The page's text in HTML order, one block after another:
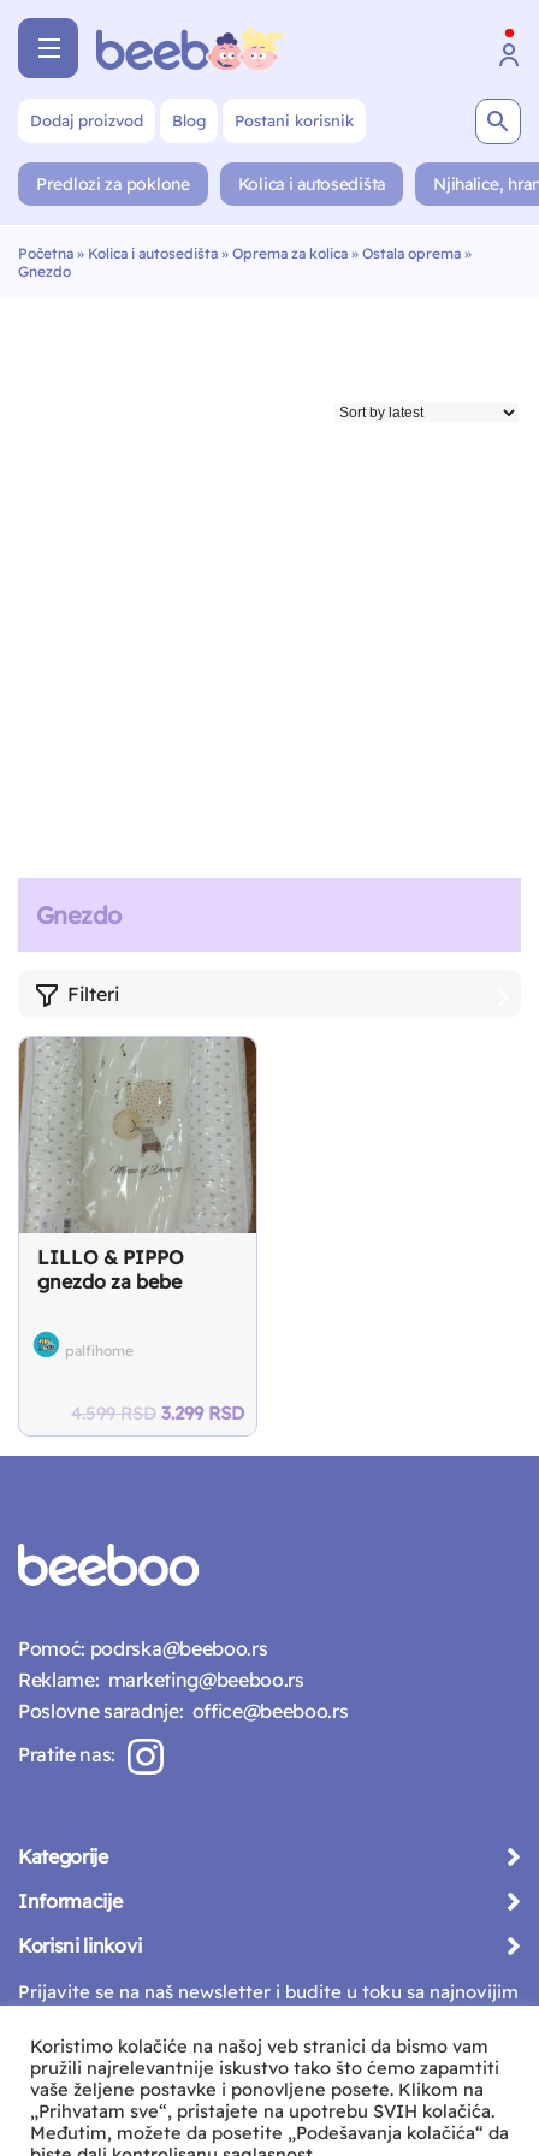
Dodaj proizvod Blog Postani korisnik
Predlozi za poklone Kolica i autosedišta Njihalice,
Početna » Kolica i autosedišta » Oprema za kolica » Ostala oprema »
Gnezdo
Gnezdo
Filteri
LILLO & PIPPO
gnezdo za bebe
palfihome
4.599RSD Original
price
was:
3.299 RSDCurrent
price
is:
Pomoć: podrska@beeboo.rs
Reklame: marketing@beeboo.rs
Poslovne saradnje: office@beeboo.rs
Pratite nas:
Kategorije
Informacije
Korisni linkovi
Prijavite se na naš newsletter i budite u toku sa najnovijim
Koristimo kolačiće na našoj veb stranici da bismo vam
pružili najrelevantnije iskustvo tako što ćemo zapamtiti
vaše željene postavke i ponovljene posete. Klikom na
„Prihvatam sve“, pristajete na upotrebu SVIH kolačića.
Međutim, možete da posetite „Podešavanja kolačića“ da